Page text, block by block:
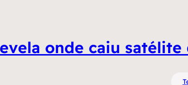
onde caiu